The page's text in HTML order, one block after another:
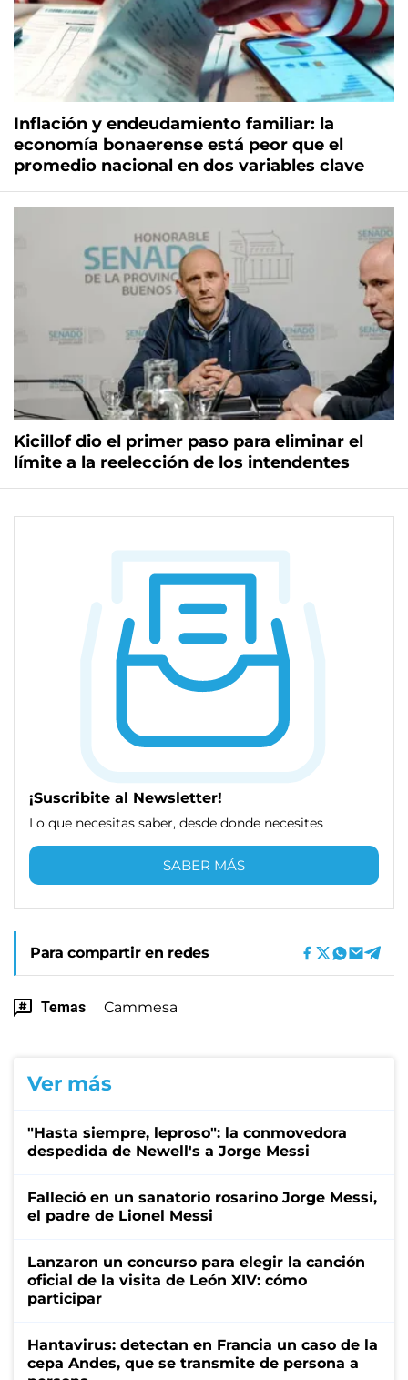
Inflación y endeudamiento familiar: la
economía bonaerense está peor que el
promedio nacional en dos variables clave
Kicillof dio el primer paso para eliminar el
límite a la reelección de los intendentes
¡Suscribite al Newsletter!
Lo que necesitas saber, desde donde necesites
SABER MÁS
Para compartir en redes
Temas Cammesa
Ver más
"Hasta siempre, leproso": la conmovedora
despedida de Newell's a Jorge Messi
Falleció en un sanatorio rosarino Jorge Messi,
el padre de Lionel Messi
Lanzaron un concurso para elegir la canción
oficial de la visita de León XIV: cómo
participar
Hantavirus: detectan en Francia un caso de la
cepa Andes, que se transmite de persona a